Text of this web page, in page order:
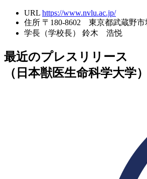
URL https://www.nvlu.ac.jp/
住所 〒180-8602 東京都武蔵野市
学長（学校長）
鈴木 浩悦
最近のプレスリリース
（日本獣医生命科学大学）